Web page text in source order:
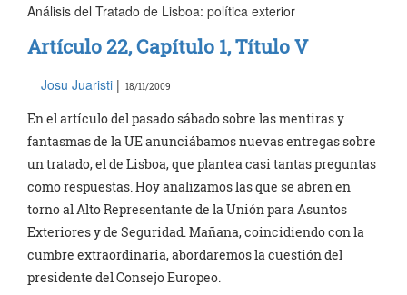
Análisis del Tratado de Lisboa: política exterior
Artículo 22, Capítulo 1, Título V
Josu Juaristi | 18/11/2009
En el artículo del pasado sábado sobre las mentiras y
fantasmas de la UE anunciábamos nuevas entregas sobre
un tratado, el de Lisboa, que plantea casi tantas preguntas
como respuestas. Hoy analizamos las que se abren en
torno al Alto Representante de la Unión para Asuntos
Exteriores y de Seguridad. Mañana, coincidiendo con la
cumbre extraordinaria, abordaremos la cuestión del
presidente del Consejo Europeo.